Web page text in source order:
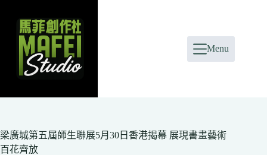
content
Menu
梁廣城第五屆師生聯展5月30日香港揭幕 展現書畫藝術
百花齊放